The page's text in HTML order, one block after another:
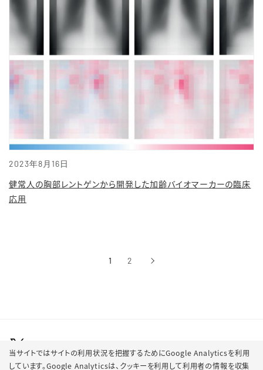
2023年8月16日
健常人の胸部レントゲンから開発した加齢バイオマーカーの臨床
応用
1 2 ›次へ
当サイトではサイトの利用状況を把握するためにGoogle Analyticsを利用
しています。Google Analyticsは、 クッキーを利用して利用者の情報を収集